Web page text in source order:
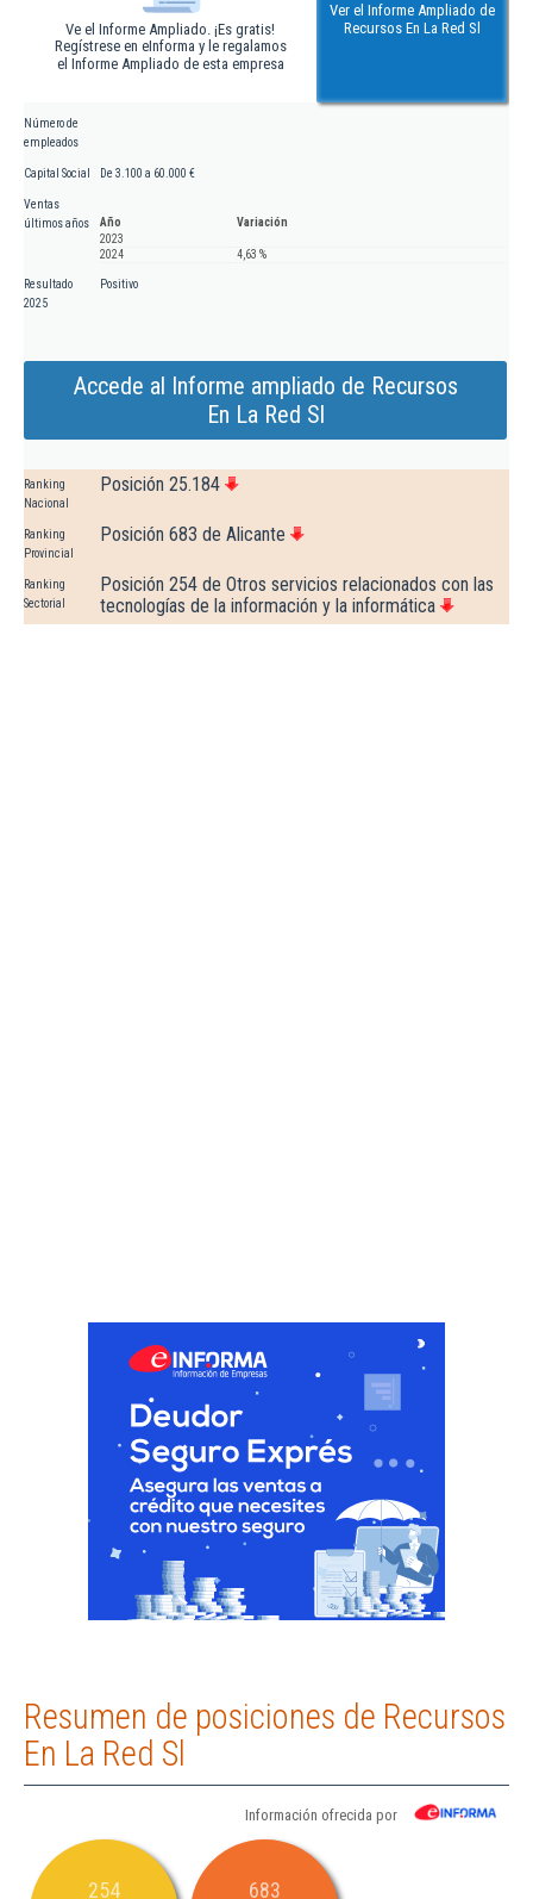
Ve el Informe Ampliado. ¡Es gratis!
Regístrese en eInforma y le regalamos
el Informe Ampliado de esta empresa
Ver el Informe Ampliado de
Recursos En La Red Sl
Número de
empleados
Capital Social De 3.100 a 60.000 €
Ventas
últimos años
Año
Variación
2023
2024
4,63 %
Resultado
2025
Positivo
Accede al Informe ampliado de Recursos
En La Red Sl
Ranking
Nacional
Posición 25.184
Ranking
Provincial
Posición 683 de Alicante
Ranking
Sectorial
Posición 254 de Otros servicios relacionados con las
tecnologías de la información y la informática
Resumen de posiciones de Recursos
En La Red Sl
Información ofrecida por
254 683